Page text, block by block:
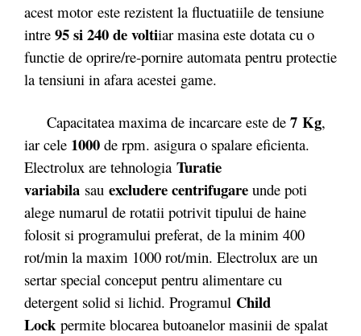
acest motor este rezistent la fluctuatiile de tensiune
intre 95 si 240 de voltiiar masina este dotata cu o
functie de oprire/re-pornire automata pentru protectie
la tensiuni in afara acestei game.
Capacitatea maxima de incarcare este de 7 Kg,
iar cele 1000 de rpm. asigura o spalare eficienta.
Electrolux are tehnologia Turatie
variabila sau excludere centrifugare unde poti
alege numarul de rotatii potrivit tipului de haine
folosit si programului preferat, de la minim 400
rot/min la maxim 1000 rot/min. Electrolux are un
sertar special conceput pentru alimentare cu
detergent solid si lichid. Programul Child
Lock permite blocarea butoanelor masinii de spalat